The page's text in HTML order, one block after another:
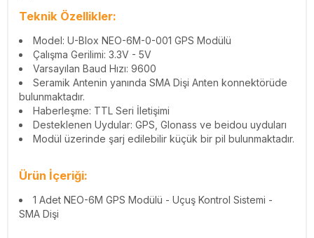
Teknik Özellikler:
Model: U-Blox NEO-6M-0-001 GPS Modülü
Çalışma Gerilimi: 3.3V - 5V
Varsayılan Baud Hızı: 9600
Seramik Antenin yanında SMA Dişi Anten konnektörüde
bulunmaktadır.
Haberleşme: TTL Seri İletişimi
Desteklenen Uydular: GPS, Glonass ve beidou uyduları
Modül üzerinde şarj edilebilir küçük bir pil bulunmaktadır.
Ürün İçeriği:
1 Adet NEO-6M GPS Modülü - Uçuş Kontrol Sistemi -
SMA Dişi